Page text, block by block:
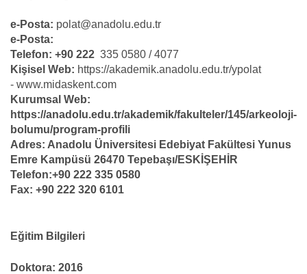
e-Posta: polat@anadolu.edu.tr
e-Posta:
Telefon: +90 222 335 0580 / 4077
Kişisel Web: https://akademik.anadolu.edu.tr/ypolat
- www.midaskent.com
Kurumsal Web:
https://anadolu.edu.tr/akademik/fakulteler/145/arkeoloji-
bolumu/program-profili
Adres: Anadolu Üniversitesi Edebiyat Fakültesi Yunus
Emre Kampüsü 26470 Tepebaşı/ESKİŞEHİR
Telefon:+90 222 335 0580
Fax: +90 222 320 6101
Eğitim Bilgileri
Doktora: 2016